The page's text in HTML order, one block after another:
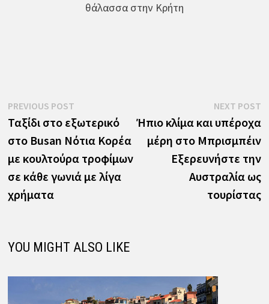
θάλασσα στην Κρήτη
Πλοήγηση
άρθρων
PREVIOUS POSTPrevious
post:
Ταξίδι στο εξωτερικό
στο Busan Νότια Κορέα
με κουλτούρα τροφίμων
σε κάθε γωνιά με λίγα
χρήματα
NEXT POST
Ήπιο κλίμα και υπέροχα
μέρη στο Μπρισμπέιν
Εξερευνήστε την
Αυστραλία ως
τουρίστας
YOU MIGHT ALSO LIKE